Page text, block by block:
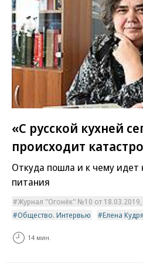
«С русской кухней
происходит
Откуда пошла и к чему идет
питания
Журнал "Огонёк" №10 от 18.03.2019,
Общество. Интервью
Елена
14 мин.